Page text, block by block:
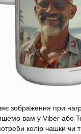
зображення при
вам у Viber або
колір чашки чи